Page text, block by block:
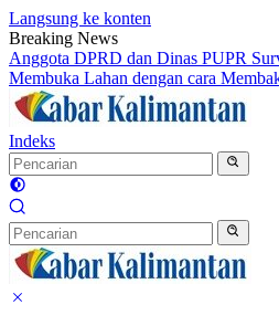
Langsung ke konten
Breaking News
Anggota DPRD dan Dinas PUPR
Membuka Lahan dengan cara
Indeks